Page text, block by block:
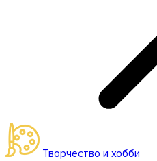
Творчество и хобби